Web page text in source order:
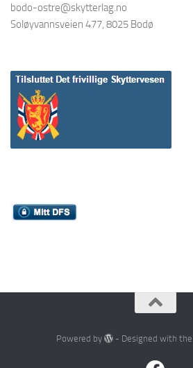
bodo-ostre@skytterlag.no
Soløyvannsveien 477, 8025 Bodø
Powered by - Designed with the